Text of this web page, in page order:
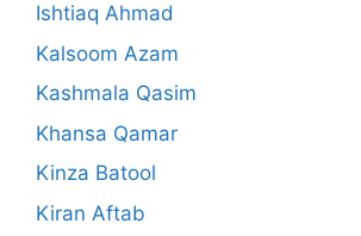
Ishtiaq Ahmad
Kalsoom Azam
Kashmala Qasim
Khansa Qamar
Kinza Batool
Kiran Aftab